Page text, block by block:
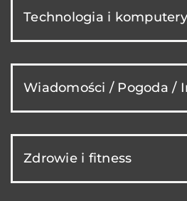
Technologia i komputery
Wiadomości / Pogoda /
Zdrowie i fitness